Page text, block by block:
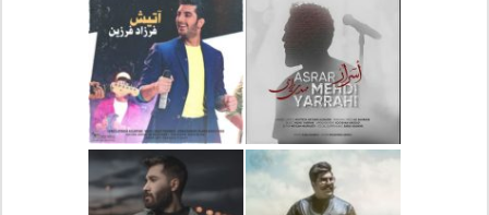
دانلود آهنگ جدید رضا
بهرام بنام نگار
دانلود آهنگ جدید علی
لهراسبی بنام صورت
دانلود آهنگ جدید مهدی
یراحی بنام اسرار
دانلود آهنگ جدید فرزاد
فرزین بنام آتیش